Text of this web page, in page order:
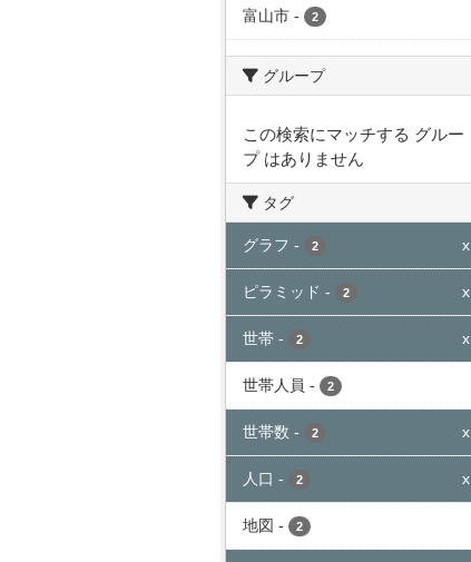
富山市 - 2
グループ
この検索にマッチする グルー
プ はありません
タグ
グラフ - 2 x
ピラミッド - 2 x
世帯 - 2 x
世帯人員 - 2
世帯数 - 2 x
人口 - 2 x
地図 - 2